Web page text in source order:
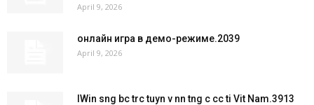
April 9, 2026
онлайн игра в демо-режиме.2039
April 9, 2026
IWin sng bc trc tuyn v nn tng c cc ti Vit Nam.3913